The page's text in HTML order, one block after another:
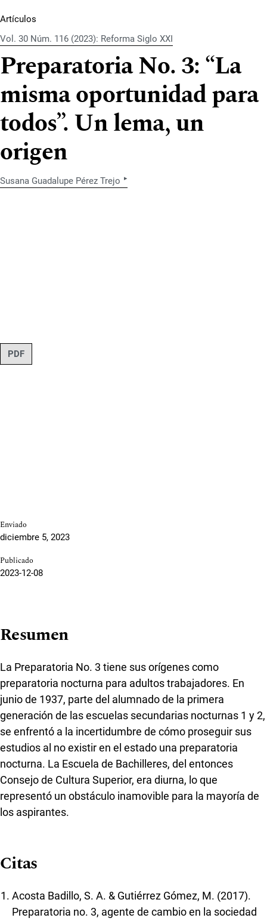
Artículos
Vol. 30 Núm. 116 (2023): Reforma Siglo XXI
Preparatoria No. 3: “La
misma oportunidad para
todos”. Un lema, un
origen
Susana Guadalupe Pérez Trejo ▸
PDF
Enviado
diciembre 5, 2023
Publicado
2023-12-08
Resumen
La Preparatoria No. 3 tiene sus orígenes como
preparatoria nocturna para adultos trabajadores. En
junio de 1937, parte del alumnado de la primera
generación de las escuelas secundarias nocturnas 1 y 2,
se enfrentó a la incertidumbre de cómo proseguir sus
estudios al no existir en el estado una preparatoria
nocturna. La Escuela de Bachilleres, del entonces
Consejo de Cultura Superior, era diurna, lo que
representó un obstáculo inamovible para la mayoría de
los aspirantes.
Citas
Acosta Badillo, S. A. & Gutiérrez Gómez, M. (2017).
Preparatoria no. 3, agente de cambio en la sociedad